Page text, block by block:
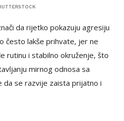
da rijetko pokazuju agresiju
često lakše prihvate, jer ne
rutinu i stabilno okruženje, što
mirnog odnosa sa
da se razvije zaista prijatno i